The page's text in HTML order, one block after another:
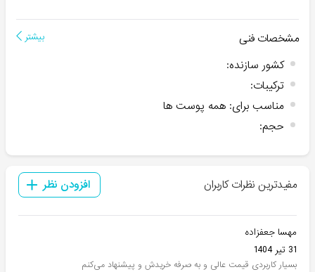
مشخصات فنی بیشتر
کشور سازنده:
ترکیبات:
مناسب برای: همه پوست ها
حجم:
مفیدترین نظرات کاربران افزودن نظر
مهسا جعفزاده
31 تیر 1404
بسیار کاربردی قیمت عالی و به صرفه خریدش و پیشنهاد می‌کنم